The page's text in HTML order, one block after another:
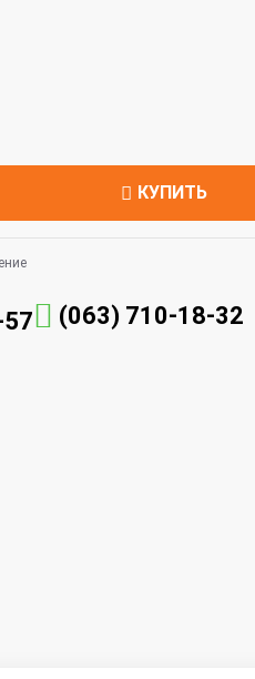
КУПИТЬ
(063) 710-18-32